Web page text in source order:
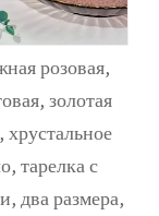
розовая,
золотая
хрустальное
тарелка с
два размера,